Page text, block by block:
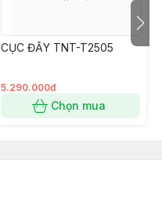
CỤC ĐẨY TNT-T2505
5.290.000đ
Chọn mua